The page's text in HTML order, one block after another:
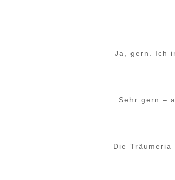
Ja, gern. Ich
Sehr gern –
Die